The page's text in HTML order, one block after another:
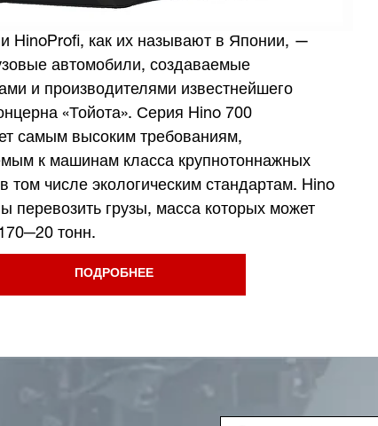
ПОДРОБНЕЕ
HinoProfi, как их называют в Японии, —
автомобили, создаваемые
и производителями известнейшего
«Тойота». Серия Hino 700
самым высоким требованиям,
к машинам класса крупнотоннажных
том числе экологическим стандартам. Hino
перевозить грузы, масса которых может
тонн.